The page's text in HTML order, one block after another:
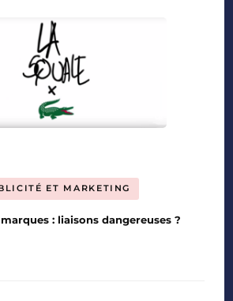
ET MARKETING
: liaisons dangereuses ?